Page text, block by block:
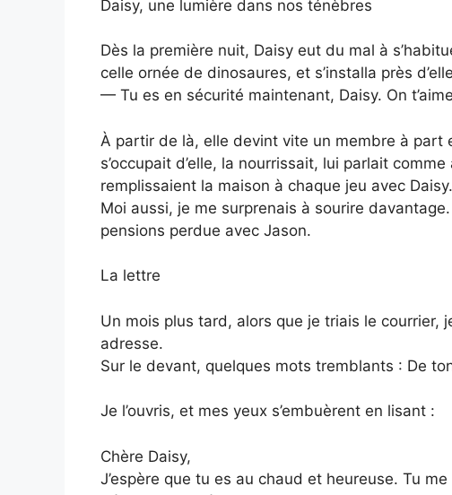
Daisy, une lumière dans nos ténèbres
Dès la première nuit, Daisy eut du mal à
celle ornée de dinosaures, et s’installa près
— Tu es en sécurité maintenant, Daisy. On
À partir de là, elle devint vite un membre à part
s’occupait d’elle, la nourrissait, lui parlait
remplissaient la maison à chaque jeu avec Daisy.
Moi aussi, je me surprenais à sourire
pensions perdue avec Jason.
La lettre
Un mois plus tard, alors que je triais le courrier,
adresse.
Sur le devant, quelques mots tremblants : De
Je l’ouvris, et mes yeux s’embuèrent en lisant :
Chère Daisy,
J’espère que tu es au chaud et heureuse. Tu